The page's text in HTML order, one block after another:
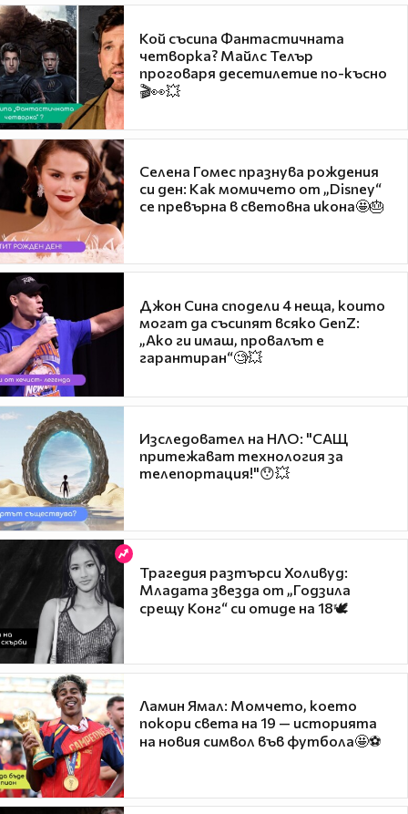
Кой съсипа Фантастичната
четворка? Майлс Телър
проговаря десетилетие по-късно
🎬👀💥
Селена Гомес празнува рождения
си ден: Как момичето от „Disney“
се превърна в световна икона🤩🎂
Джон Сина сподели 4 неща, които
могат да съсипят всяко GenZ:
„Ако ги имаш, провалът е
гарантиран“🧐💥
Изследовател на НЛО: "САЩ
притежават технология за
телепортация!"😯💥
Трагедия разтърси Холивуд:
Младата звезда от „Годзила
срещу Конг“ си отиде на 18🕊️
Ламин Ямал: Момчето, което
покори света на 19 — историята
на новия символ във футбола🤩⚽